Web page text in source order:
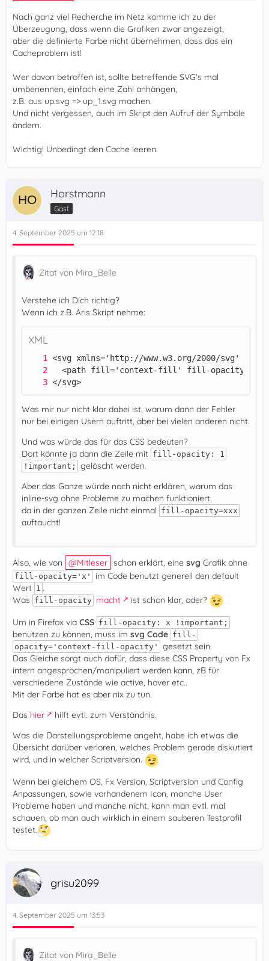
Nach ganz viel Recherche im Netz komme ich zu der
Überzeugung, dass wenn die Grafiken zwar angezeigt,
aber die definierte Farbe nicht übernehmen, dass das ein
Cacheproblem ist!
Wer davon betroffen ist, sollte betreffende SVG's mal
umbenennen, einfach eine Zahl anhängen,
z.B. aus up.svg => up_1.svg machen.
Und nicht vergessen, auch im Skript den Aufruf der Symbole
ändern.
Wichtig! Unbedingt den Cache leeren.
Horstmann
Gast
4. September 2025 um 12:18
Zitat von Mira_Belle
Verstehe ich Dich richtig?
Wenn ich z.B. Aris Skript nehme:
XML
</svg>
Was mir nur nicht klar dabei ist, warum dann der Fehler
nur bei einigen Usern auftritt, aber bei vielen anderen nicht.
Und was würde das für das CSS bedeuten?
Dort könnte ja dann die Zeile mit fill-opacity: 1
!important;
gelöscht werden.
Aber das Ganze würde noch nicht erklären, warum das
inline-svg ohne Probleme zu machen funktioniert,
da in der ganzen Zeile nicht einmal fill-opacity=xxx
auftaucht!
Also, wie von Mitleser schon erklärt, eine svg Grafik ohne
fill-opacity='x'
im Code benutzt generell den default
Wert 1 .
Was fill-opacity macht ist schon klar, oder?
Um in Firefox via CSS fill-opacity: x !important;
benutzen zu können, muss im svg Code fill-
opacity='context-fill-opacity'
gesetzt sein.
Das Gleiche sorgt auch dafür, dass diese CSS Property von Fx
intern angesprochen/manipuliert werden kann, zB für
verschiedene Zustände wie active, hover etc..
Mit der Farbe hat es aber nix zu tun.
Das hier
hilft evtl. zum Verständnis.
Was die Darstellungsprobleme angeht, habe ich etwas die
Übersicht darüber verloren, welches Problem gerade diskutiert
wird, und in welcher Scriptversion.
Wenn bei gleichem OS, Fx Version, Scriptversion und Config
Anpassungen, sowie vorhandenem Icon, manche User
Probleme haben und manche nicht, kann man evtl. mal
schauen, ob man auch wirklich in einem sauberen Testprofil
testet.
grisu2099
4. September 2025 um 13:53
Zitat von Mira_Belle